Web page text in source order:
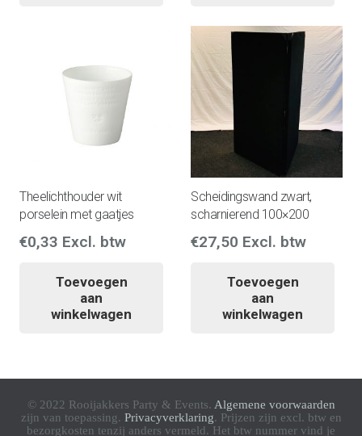
Theelichthouder wit
porselein met gaatjes
€0,33 Excl. btw
Toevoegen
aan
winkelwagen
Scheidingswand zwart,
scharnierend 100×200
€27,50 Excl. btw
Toevoegen
aan
winkelwagen
© 2022 Rooijakkers Party & Events. Algemene voorwaarden
zijn van toepassing. Privacyverklaring. Prijzen zijn excl. btw en
bezorgkosten tenzij anders vermeld. Het btw nummer vind je